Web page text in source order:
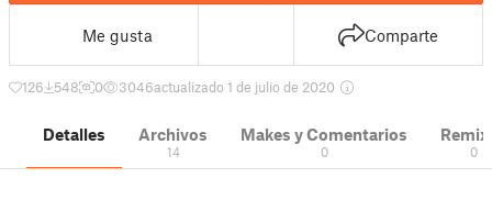
Me gusta Comparte
126 548 0 3046actualizado 1 de julio de 2020
Detalles Archivos
14
Makes y Comentarios
0 0